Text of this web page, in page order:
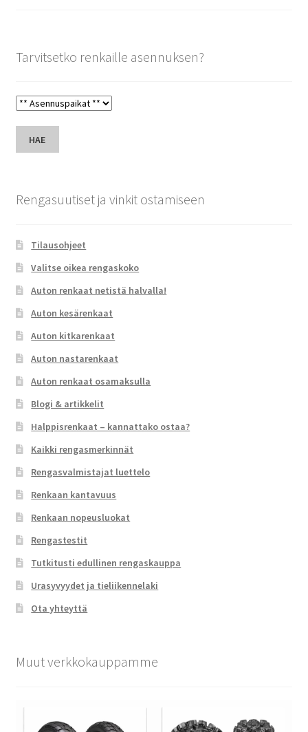
Tarvitsetko renkaille asennuksen?
HAE
Rengasuutiset ja vinkit ostamiseen
Tilausohjeet
Valitse oikea rengaskoko
Auton renkaat netistä halvalla!
Auton kesärenkaat
Auton kitkarenkaat
Auton nastarenkaat
Auton renkaat osamaksulla
Blogi & artikkelit
Halppisrenkaat – kannattako ostaa?
Kaikki rengasmerkinnät
Rengasvalmistajat luettelo
Renkaan kantavuus
Renkaan nopeusluokat
Rengastestit
Tutkitusti edullinen rengaskauppa
Urasyvyydet ja tieliikennelaki
Ota yhteyttä
Muut verkkokauppamme